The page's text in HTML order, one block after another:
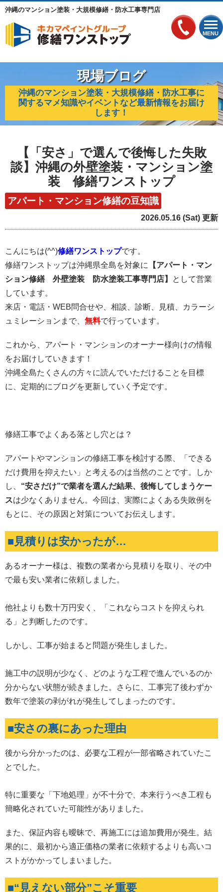
MENU
沖縄のマンション塗装・大規模修繕・防水工事専門店
現場ブログ
沖縄のマンション塗装・大規模修繕・防水工事に
関するマメ知識やイベントなど最新情報をお届け
します！
【「安さ」で選んで後悔した失敗
談】沖縄の外壁塗装・マンション塗
装 修繕ワンストップ
アパート・マンション修繕の豆知識
2026.05.16 (Sat) 更新
こんにちは(^^)修繕ワンストップです。
修繕ワンストップは沖縄県全島を対象に 【アパート・マン
ション修繕 外壁塗装 防水塗装工事専門店】
として営業
しています。
来店・電話・ WEB問合せや、相談、診断、見積、カラーシ
ュミレーションまで、 無料で行っています。
これから、アパート・マンションのオーナー様向けの情報
をお届けしていきます！
沖縄全島たくさんの方々に読んでいただけることを目標
に、定期的にブログを更新していく予定です。
修繕工事でよくある落とし穴とは？
アパートやマンションの修繕工事を検討する際、「できる
だけ費用を抑えたい」と考えるのは当然のことです。しか
し、 “安さだけ”で業者を選んだ結果、後悔してしまうケー
スは少なくありません。今回は、実際によくある失敗例を
もとに、その原因と対策についてお伝えします。
■見積りは安かったが…
あるオーナー様は、複数の業者から見積りを取り、その中
で最も安い業者に依頼しました。
他社よりも数十万円安く、「これならコストを抑えられ
る」と判断したのです。
しかし、工事が始まると問題が発生しました。
施工中の説明が少なく、どのような工程で進んでいるのか
分からない状態が続きました。さらに、工事完了後わずか
数年で塗装の剥がれが発生してしまったのです。
■安さの裏にあった理由
後から分かったのは、必要な工程が一部省略されていたこ
とでした。
特に重要な「下地処理」が不十分で、本来行うべき工程も
簡略化されていた可能性がありました。
また、保証内容も曖昧で、再施工には追加費用が発生。結
果的に、最初から適正価格の業者に依頼するよりも高いコ
ストがかかってしまいました。
■“見えない部分”こそ重要